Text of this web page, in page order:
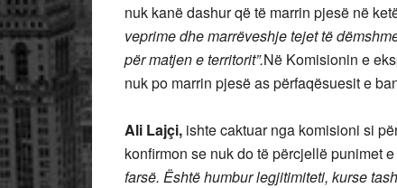
nuk kanë dashur që të marrin pjesë në
veprime dhe marrëveshje tejet të
për matjen e territorit”.Në Komisionin e
nuk po marrin pjesë as përfaqësuesit e
Ali Lajçi, ishte caktuar nga komisioni si
konfirmon se nuk do të përcjellë punimet
farsë. Është humbur legjitimiteti, kurse